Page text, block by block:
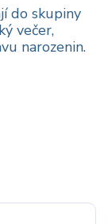
do skupiny
večer,
narozenin.